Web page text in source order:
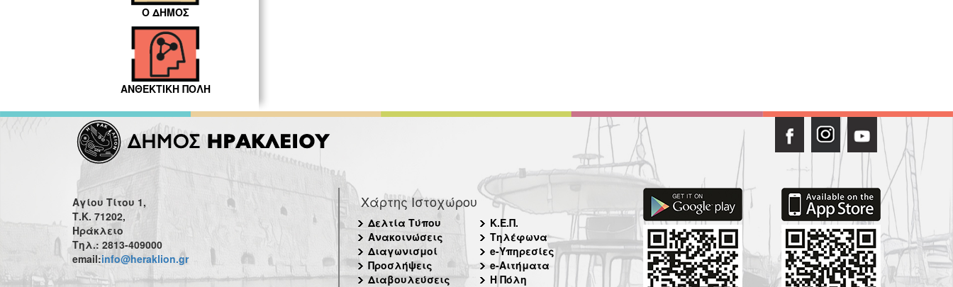
Ο ΔΗΜΟΣ
ΑΝΘΕΚΤΙΚΗ ΠΟΛΗ
Αγίου Τίτου 1,
Τ.Κ. 71202,
Ηράκλειο
Τηλ.: 2813-409000
email:info@heraklion.gr
Χάρτης Ιστοχώρου
Δελτία Τύπου
Ανακοινώσεις
Διαγωνισμοί
Προσλήψεις
Διαβουλεύσεις
Κ.Ε.Π.
Τηλέφωνα
e-Υπηρεσίες
e-Αιτήματα
Η Πόλη